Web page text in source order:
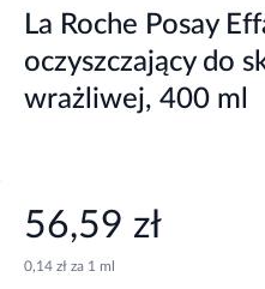
La Roche Posay
oczyszczający do
wrażliwej, 400 ml
56,59 zł
0,14 zł za 1 ml